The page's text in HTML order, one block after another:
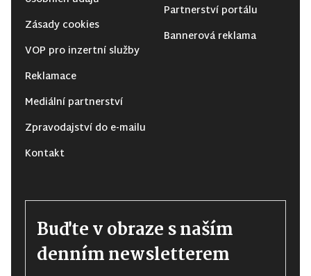
Zásady cookies
VOP pro inzertní služby
Reklamace
Mediální partnerství
Zpravodajství do e-mailu
Kontakt
Partnerství portálu
Bannerová reklama
Buďte v obraze s naším
denním newsletterem